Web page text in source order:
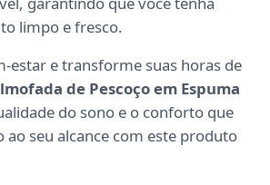
limpo e fresco.
estar e transforme suas horas de
de Pescoço em Espuma
do sono e o conforto que
ao seu alcance com este produto